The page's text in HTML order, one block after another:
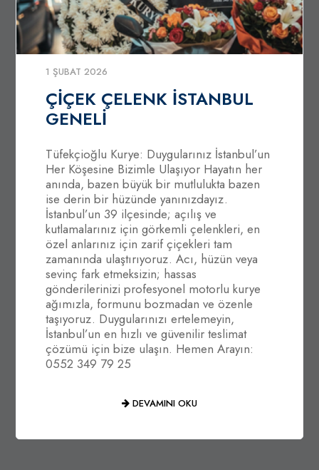
1 ŞUBAT 2026
ÇİÇEK ÇELENK İSTANBUL
GENELİ
Tüfekçioğlu Kurye: Duygularınız İstanbul’un
Her Köşesine Bizimle Ulaşıyor Hayatın her
anında, bazen büyük bir mutlulukta bazen
ise derin bir hüzünde yanınızdayız.
İstanbul’un 39 ilçesinde; açılış ve
kutlamalarınız için görkemli çelenkleri, en
özel anlarınız için zarif çiçekleri tam
zamanında ulaştırıyoruz. Acı, hüzün veya
sevinç fark etmeksizin; hassas
gönderilerinizi profesyonel motorlu kurye
ağımızla, formunu bozmadan ve özenle
taşıyoruz. Duygularınızı ertelemeyin,
İstanbul’un en hızlı ve güvenilir teslimat
çözümü için bize ulaşın. Hemen Arayın:
0552 349 79 25
DEVAMINI OKU